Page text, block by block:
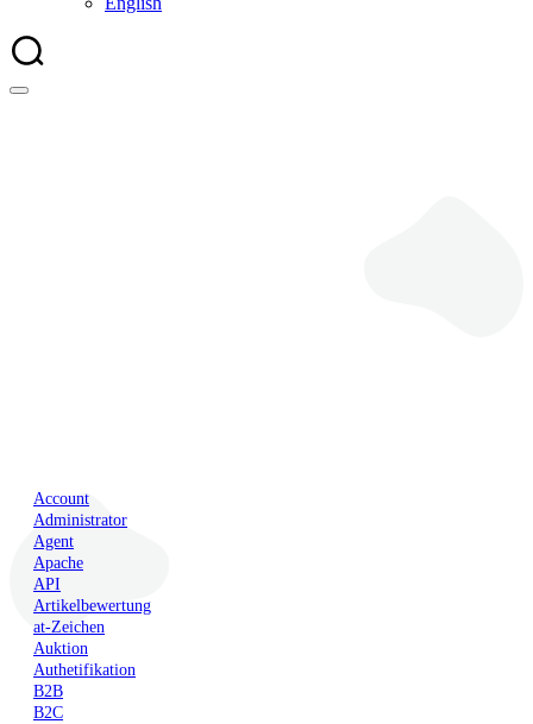
Account
Administrator
Agent
Apache
API
Artikelbewertung
at-Zeichen
Auktion
Authetifikation
B2B
B2C